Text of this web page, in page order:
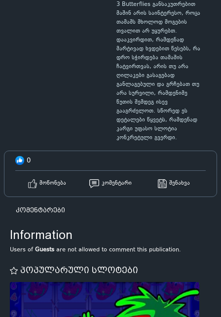
3 Butterflies განსაკუთრებით
მაშინ არის საინტერესო, როცა
თამაშს მხოლოდ მოგების
თვალით არ უყურებთ.
დააკვირდით, რამდენად
მარტივად ხვდებით წესებს, რა
დრო სჭირდება თამაშის
ჩატვირთვას, არის თუ არა
ღილაკები გასაგებად
განლაგებული და გრჩებათ თუ
არა სურვილი, რამდენიმე
წუთის შემდეგ ისევ
გააგრძელოთ. სწორედ ეს
დეტალები წყვეტს, რამდენად
კარგი უფასო სლოტია
კონკრეტული გვერდი.
0
მოწონება კომენტარი შენახვა
კომენტარები
Information
Users ofGuests are not allowed to comment this publication.
პოპულარული სლოტები